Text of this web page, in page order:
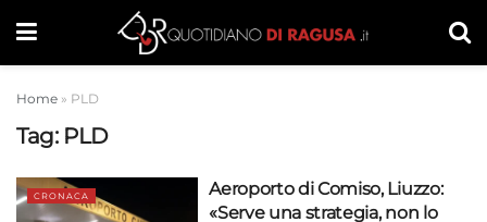
Home » PLD
Tag: PLD
CRONACA
Aeroporto di Comiso, Liuzzo:
«Serve una strategia, non lo